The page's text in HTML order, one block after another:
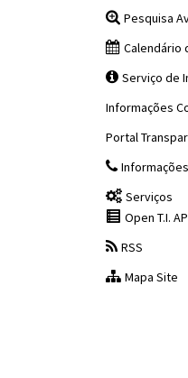
Pesquisa
Calendário
Serviço de
Informações
Portal
Serviços
Open T.I.
RSS
Mapa Site